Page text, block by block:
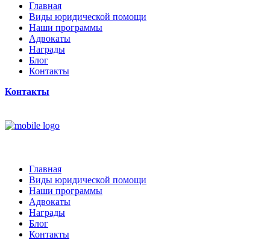
Главная
Виды юридической помощи
Наши программы
Адвокаты
Награды
Блог
Контакты
Контакты
Главная
Виды юридической помощи
Наши программы
Адвокаты
Награды
Блог
Контакты